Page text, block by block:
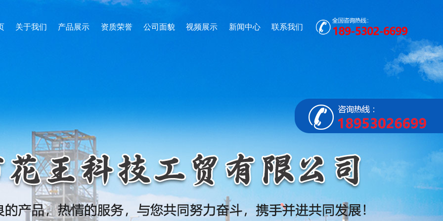
关于我们 产品展示 资质荣誉 公司面貌 视频展示 新闻中心 联系我们